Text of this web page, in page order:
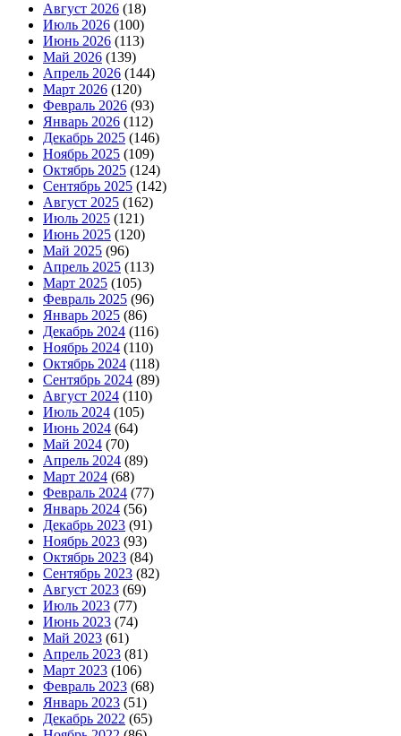
Август 2026 (18)
Июль 2026 (100)
Июнь 2026 (113)
Май 2026 (139)
Апрель 2026 (144)
Март 2026 (120)
Февраль 2026 (93)
Январь 2026 (112)
Декабрь 2025 (146)
Ноябрь 2025 (109)
Октябрь 2025 (124)
Сентябрь 2025 (142)
Август 2025 (162)
Июль 2025 (121)
Июнь 2025 (120)
Май 2025 (96)
Апрель 2025 (113)
Март 2025 (105)
Февраль 2025 (96)
Январь 2025 (86)
Декабрь 2024 (116)
Ноябрь 2024 (110)
Октябрь 2024 (118)
Сентябрь 2024 (89)
Август 2024 (110)
Июль 2024 (105)
Июнь 2024 (64)
Май 2024 (70)
Апрель 2024 (89)
Март 2024 (68)
Февраль 2024 (77)
Январь 2024 (56)
Декабрь 2023 (91)
Ноябрь 2023 (93)
Октябрь 2023 (84)
Сентябрь 2023 (82)
Август 2023 (69)
Июль 2023 (77)
Июнь 2023 (74)
Май 2023 (61)
Апрель 2023 (81)
Март 2023 (106)
Февраль 2023 (68)
Январь 2023 (51)
Декабрь 2022 (65)